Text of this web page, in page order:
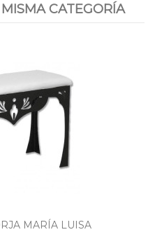
CATEGORÍA
MARÍA LUISA